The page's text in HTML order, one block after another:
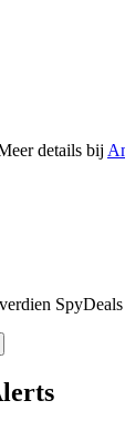
details bij